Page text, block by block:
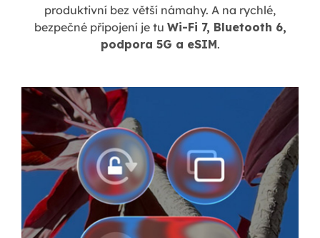
produktivní bez větší námahy. A na rychlé,
bezpečné připojení je tu Wi-Fi 7, Bluetooth 6,
podpora 5G a eSIM.